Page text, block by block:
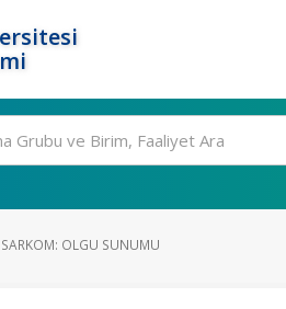
OLGU SUNUMU